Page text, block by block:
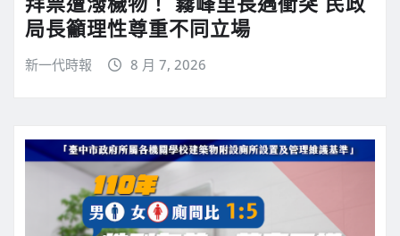
局長籲理性尊重不同立場
新一代時報 8 月 7, 2026